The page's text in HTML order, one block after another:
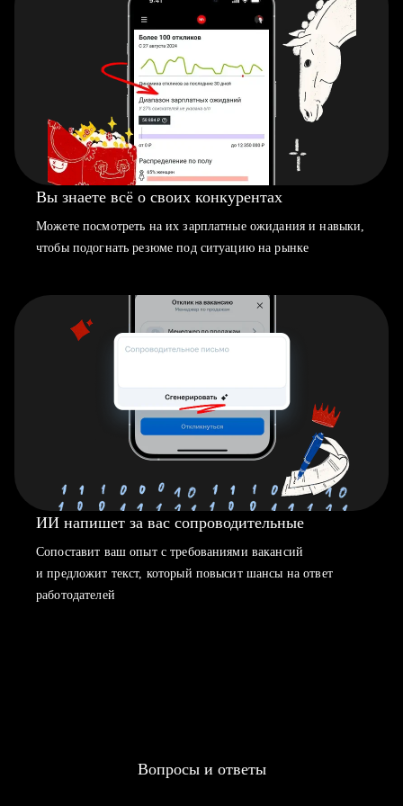
Вы знаете всё о своих конкурентах
Можете посмотреть на их зарплатные ожидания и навыки,
чтобы подогнать резюме под ситуацию на рынке
ИИ напишет за вас сопроводительные
Сопоставит ваш опыт с требованиями вакансий
и предложит текст, который повысит шансы на ответ
работодателей
Вопросы и ответы